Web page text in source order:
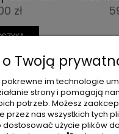
z
zł
POMOC
Twoją
pokrewne im technologie
strony i pomagają
potrzeb. Możesz
przez nas wszystkich tych
dostosować użycie plików